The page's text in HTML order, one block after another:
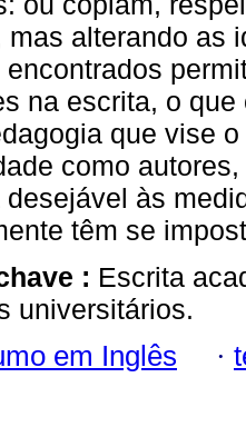
mas alterando as
encontrados
na escrita, o
que vise
como
desejável às
têm se
: Escrita
universitários.
em Inglês ·